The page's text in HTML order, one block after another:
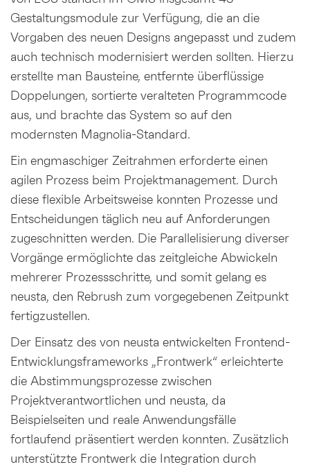
Gestaltungsmodule zur Verfügung, die an die
Vorgaben des neuen Designs angepasst und zudem
auch technisch modernisiert werden sollten. Hierzu
erstellte man Bausteine, entfernte überflüssige
Doppelungen, sortierte veralteten Programmcode
aus, und brachte das System so auf den
modernsten Magnolia-Standard.
Ein engmaschiger Zeitrahmen erforderte einen
agilen Prozess beim Projektmanagement. Durch
diese flexible Arbeitsweise konnten Prozesse und
Entscheidungen täglich neu auf Anforderungen
zugeschnitten werden. Die Parallelisierung diverser
Vorgänge ermöglichte das zeitgleiche Abwickeln
mehrerer Prozessschritte, und somit gelang es
neusta, den Rebrush zum vorgegebenen Zeitpunkt
fertigzustellen.
Der Einsatz des von neusta entwickelten Frontend-
Entwicklungsframeworks „Frontwerk“ erleichterte
die Abstimmungsprozesse zwischen
Projektverantwortlichen und neusta, da
Beispielseiten und reale Anwendungsfälle
fortlaufend präsentiert werden konnten. Zusätzlich
unterstützte Frontwerk die Integration durch